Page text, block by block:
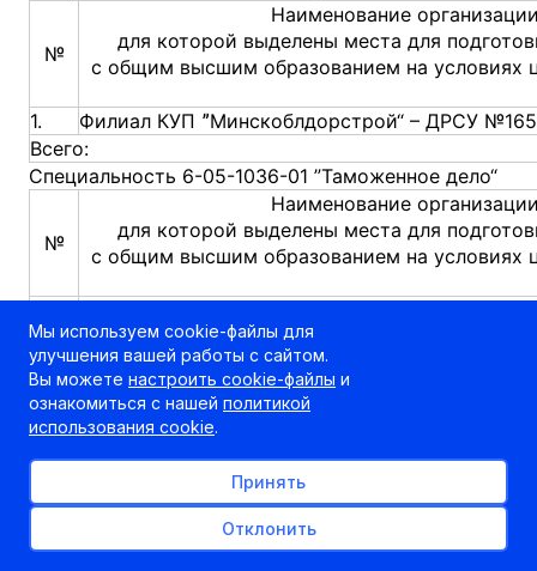
№
Наименование
для которой выделены места для
с общим высшим образованием на условиях
1.
Филиал КУП ˮМинскоблдорстрой“ – ДРСУ
Всего:
Специальность 6-05-1036-01 ”Таможенное дело“
№
Наименование
для которой выделены места для
с общим высшим образованием на условиях
1.
Витебская таможня
Гродненская таможня
Гомельская таможня
Минская региональная, Минская центральная
таможни
Могилевская таможня
Всего:
Специальность 6-05-1042-01 ”Транспортная
Мы используем cookie-файлы для
улучшения вашей работы с сайтом.
Вы можете настроить cookie-файлы и
ознакомиться с нашей политикой
использования cookie.
Принять
Отклонить